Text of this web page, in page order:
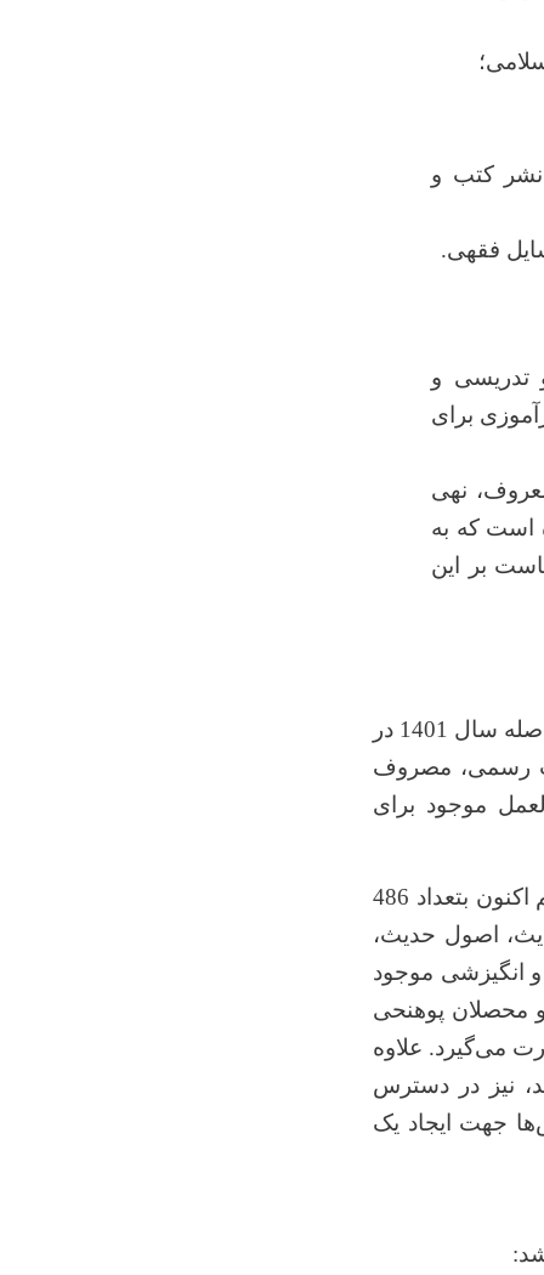
کتب و
فقهی.
تدریسی و
برای
نهی
است که به
بر این
مدیریت کتابخانه پوهنحی شرعیات دارای یک بست 5 می باشد که در تشکیل واصله سال 1401 در
رسمی، مصروف
موجود برای
در مدیریت کتابخانه پوهنحی شرعیات علی رغم اینکه جدیدالتأسیس است، هم اکنون بتعداد 486
اصول حدیث،
و انگیزشی موجود
محصلان پوهنحی
می‌گیرد. علاوه
نیز در دسترس
جهت ایجاد یک